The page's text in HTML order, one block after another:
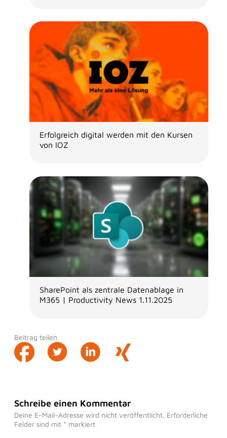
Erfolgreich digital werden mit den Kursen
von IOZ
SharePoint als zentrale Datenablage in
M365 | Productivity News 1.11.2025
Beitrag teilen
Schreibe einen Kommentar
Deine E-Mail-Adresse wird nicht veröffentlicht. Erforderliche
Felder sind mit * markiert